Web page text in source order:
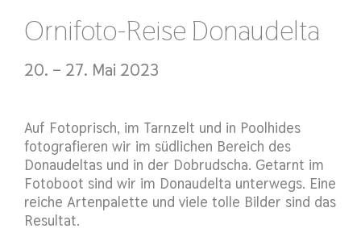
Ornifoto-Reise Donaudelta
20. – 27. Mai 2023
Auf Fotoprisch, im Tarnzelt und in Poolhides
fotografieren wir im südlichen Bereich des
Donaudeltas und in der Dobrudscha. Getarnt im
Fotoboot sind wir im Donaudelta unterwegs. Eine
reiche Artenpalette und viele tolle Bilder sind das
Resultat.